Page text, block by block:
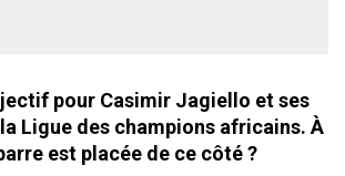
pour Casimir Jagiello et ses
Ligue des champions africains. À
est placée de ce côté ?